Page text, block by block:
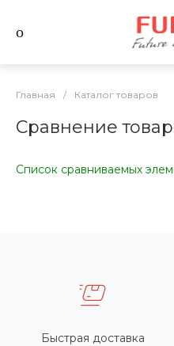
Главная / Каталог товаров
Сравнение
Список сравниваемых
Быстрая доставка